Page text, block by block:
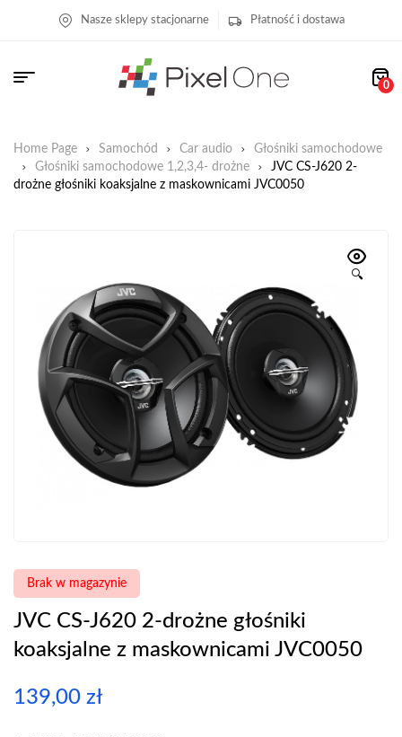
Nasze sklepy stacjonarne Płatność i dostawa
0
Home Page Samochód Car audio
Głośniki samochodowe
Głośniki samochodowe 1,2,3,4- drożne
JVC CS-J620 2-
drożne głośniki koaksjalne z maskownicami JVC0050
🔍
Brak w magazynie
JVC CS-J620 2-drożne głośniki
koaksjalne z maskownicami JVC0050
139,00 zł